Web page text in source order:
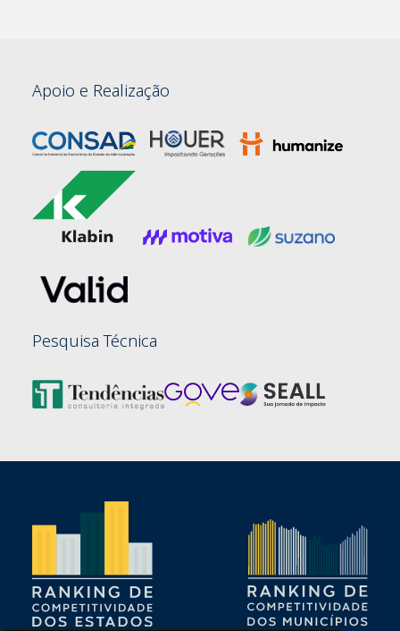
Apoio e Realização
Pesquisa Técnica